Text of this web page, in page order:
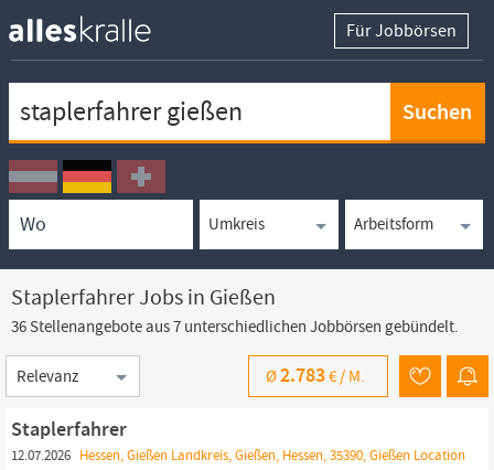
Für Jobbörsen
Ortssuche
Umkreissuche
Arbeitsform
Staplerfahrer Jobs in Gießen
36 Stellenangebote aus 7 unterschiedlichen Jobbörsen gebündelt.
Sortierung
Ø2.783€ / M.
Staplerfahrer
12.07.2026 Hessen, Gießen Landkreis, Gießen, Hessen, 35390, Gießen Location